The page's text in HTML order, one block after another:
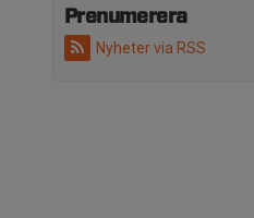
Prenumerera
Nyheter via RSS